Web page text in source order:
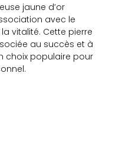
jaune d’or
avec le
vitalité. Cette pierre
au succès et à
choix populaire pour